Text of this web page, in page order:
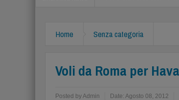
Home Senza categoria
Voli da Roma per
Posted byAdmin Date: Agosto 08, 2012